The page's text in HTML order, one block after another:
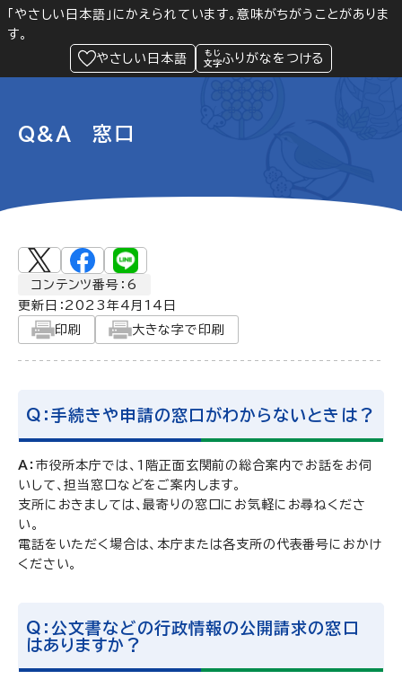
「やさしい日本語」にかえられています。意味がちがうことがありま
す。
やさしい日本語
ふりがなをつける
Language 閲覧支援
緊急情報
Q&A 窓口
コンテンツ番号：6
更新日： 2023年4月14日
印刷
大きな字で印刷
Q：手続きや申請の窓口がわからないときは？
A： 市役所本庁では、1階正面玄関前の総合案内でお話をお伺
いして、担当窓口などをご案内します。
支所におきましては、最寄りの窓口にお気軽にお尋ねくださ
い。
電話をいただく場合は、本庁または各支所の代表番号におかけ
ください。
Q：公文書などの行政情報の公開請求の窓口
はありますか？